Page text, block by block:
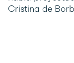
Cristina de